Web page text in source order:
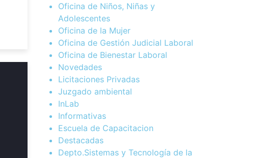
Oficina de Niños, Niñas y
Adolescentes
Oficina de la Mujer
Oficina de Gestión Judicial Laboral
Oficina de Bienestar Laboral
Novedades
Licitaciones Privadas
Juzgado ambiental
InLab
Informativas
Escuela de Capacitacion
Destacadas
Depto.Sistemas y Tecnología de la